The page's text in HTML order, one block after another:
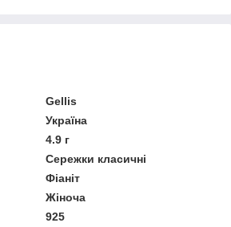
Gellis
Україна
4.9 г
Сережки класичні
Фіаніт
Жіноча
925